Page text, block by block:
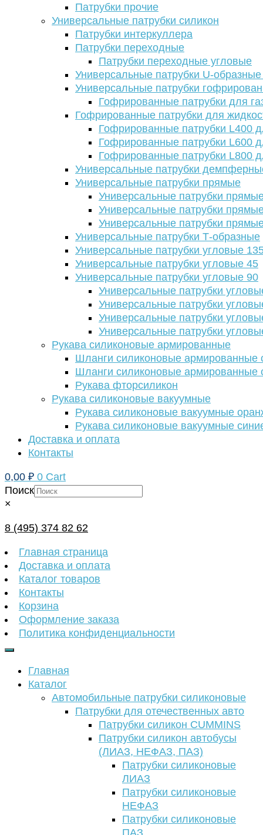
Патрубки прочие
Универсальные патрубки силикон
Патрубки интеркуллера
Патрубки переходные
Патрубки переходные угловые
Универсальные патрубки U-
Универсальные патрубки
Гофрированные патрубки для
Гофрированные патрубки для
Гофрированные патрубки L400
Гофрированные патрубки L600
Гофрированные патрубки L800
Универсальные патрубки
Универсальные патрубки прямые
Универсальные патрубки
Универсальные патрубки
Универсальные патрубки
Универсальные патрубки Т-образные
Универсальные патрубки угловые
Универсальные патрубки угловые 45
Универсальные патрубки угловые 90
Универсальные патрубки
Универсальные патрубки
Универсальные патрубки
Универсальные патрубки
Рукава силиконовые армированные
Шланги силиконовые армированные
Шланги силиконовые армированные
Рукава фторсиликон
Рукава силиконовые вакуумные
Рукава силиконовые вакуумные
Рукава силиконовые вакуумные
Доставка и оплата
Контакты
0,00 ₽ 0 Cart
Поиск
×
8 (495) 374 82 62
Главная страница
Доставка и оплата
Каталог товаров
Контакты
Корзина
Оформление заказа
Политика конфиденциальности
Главная
Каталог
Автомобильные патрубки силиконовые
Патрубки для отечественных авто
Патрубки силикон CUMMINS
Патрубки силикон автобусы
(ЛИАЗ, НЕФАЗ, ПАЗ)
Патрубки силиконовые
ЛИАЗ
Патрубки силиконовые
НЕФАЗ
Патрубки силиконовые
ПАЗ